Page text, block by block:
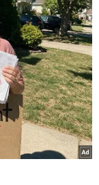
rời bỏ